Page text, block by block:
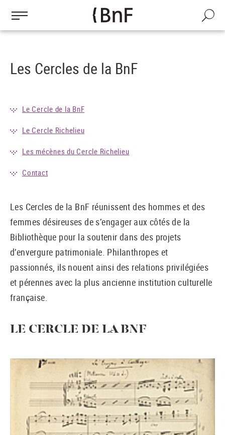
contenu
Recherche
Les Cercles de la BnF
Le Cercle de la BnF
Le Cercle Richelieu
Les mécènes du Cercle Richelieu
Contact
Les Cercles de la BnF réunissent des hommes et des
femmes désireuses de s’engager aux côtés de la
Bibliothèque pour la soutenir dans des projets
d’envergure patrimoniale. Philanthropes et
passionnés, ils nouent ainsi des relations privilégiées
et pérennes avec la plus ancienne institution culturelle
française.
LE CERCLE DE LA BNF